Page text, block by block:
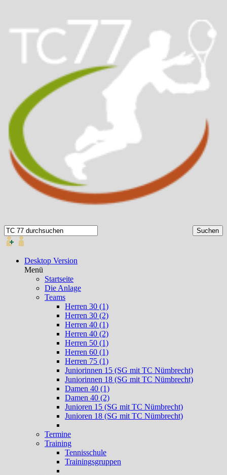
Desktop Version
Menü
Startseite
Die Anlage
Teams
Herren 30 (1)
Herren 30 (2)
Herren 40 (1)
Herren 40 (2)
Herren 50 (1)
Herren 60 (1)
Herren 75 (1)
Juniorinnen 15 (SG mit TC Nümbrecht)
Juniorinnen 18 (SG mit TC Nümbrecht)
Damen 40 (1)
Damen 40 (2)
Junioren 15 (SG mit TC Nümbrecht)
Junioren 18 (SG mit TC Nümbrecht)
Termine
Training
Tennisschule
Trainingsgruppen